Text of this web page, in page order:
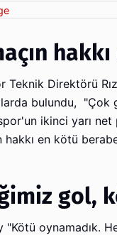
Teknik Direktörü
bulundu, "Çok
ikinci yarı
hakkı en kötü
gol,
"Kötü oynamadık.